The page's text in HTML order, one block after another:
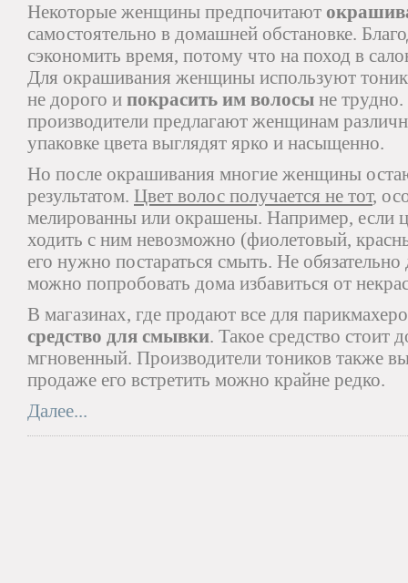
Некоторые женщины предпочитают
самостоятельно в домашней обстановке.
сэкономить время, потому что на поход в
Для окрашивания женщины используют
не дорого и покрасить им волосы не
производители предлагают женщинам
упаковке цвета выглядят ярко и насыщенно.
Но после окрашивания многие женщины
результатом. Цвет волос получается не тот,
мелированны или окрашены. Например, если
ходить с ним невозможно (фиолетовый,
его нужно постараться смыть. Не обязательно
можно попробовать дома избавиться от
В магазинах, где продают все для
средство для смывки. Такое средство стоит
мгновенный. Производители тоников также
продаже его встретить можно крайне редко.
Далее...